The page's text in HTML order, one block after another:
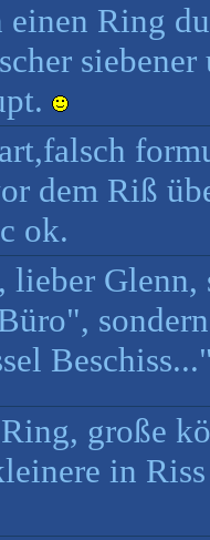
einen Ring
dem Riß
ok.
Glenn,
große
in